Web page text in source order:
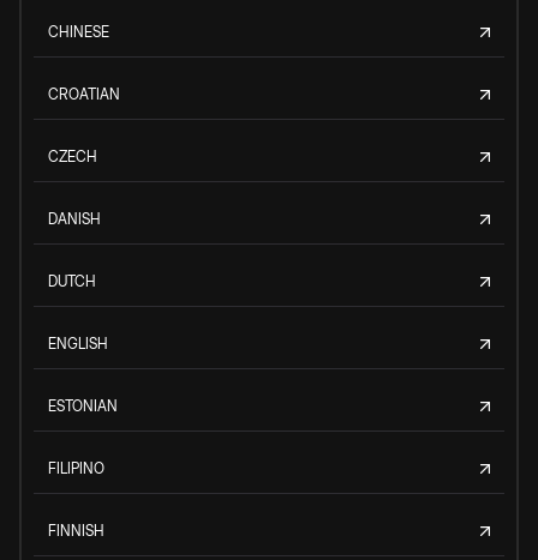
CHINESE
CROATIAN
CZECH
DANISH
DUTCH
ENGLISH
ESTONIAN
FILIPINO
FINNISH